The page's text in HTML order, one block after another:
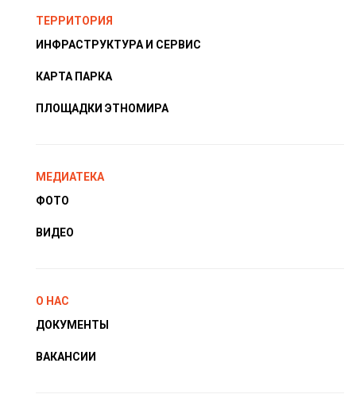
ТЕРРИТОРИЯ
ИНФРАСТРУКТУРА И СЕРВИС
КАРТА ПАРКА
ПЛОЩАДКИ ЭТНОМИРА
МЕДИАТЕКА
ФОТО
ВИДЕО
О НАС
ДОКУМЕНТЫ
ВАКАНСИИ